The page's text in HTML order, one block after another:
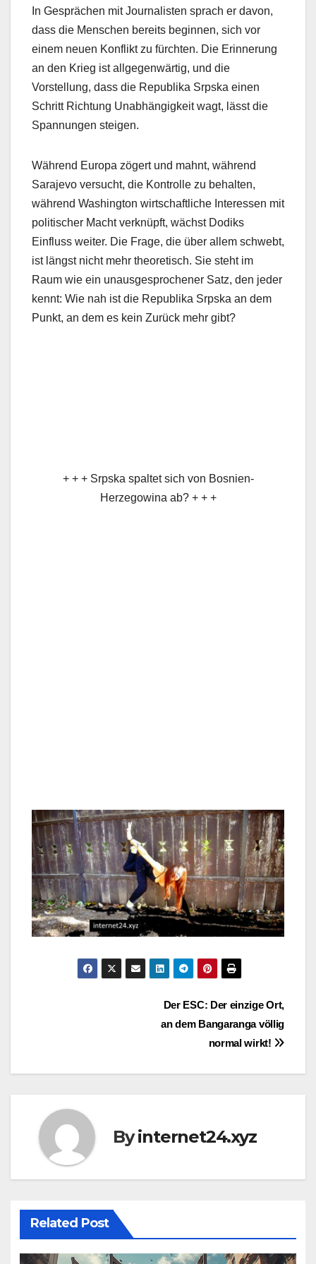
In Gesprächen mit Journalisten sprach er davon,
dass die Menschen bereits beginnen, sich vor
einem neuen Konflikt zu fürchten. Die Erinnerung
an den Krieg ist allgegenwärtig, und die
Vorstellung, dass die Republika Srpska einen
Schritt Richtung Unabhängigkeit wagt, lässt die
Spannungen steigen.
Während Europa zögert und mahnt, während
Sarajevo versucht, die Kontrolle zu behalten,
während Washington wirtschaftliche Interessen mit
politischer Macht verknüpft, wächst Dodiks
Einfluss weiter. Die Frage, die über allem schwebt,
ist längst nicht mehr theoretisch. Sie steht im
Raum wie ein unausgesprochener Satz, den jeder
kennt: Wie nah ist die Republika Srpska an dem
Punkt, an dem es kein Zurück mehr gibt?
+ + + Srpska spaltet sich von Bosnien-
Herzegowina ab? + + +
Der ESC: Der einzige Ort,
an dem Bangaranga völlig
normal wirkt!
Byinternet24.xyz
Related Post